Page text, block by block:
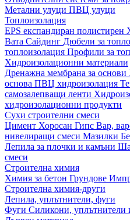
Метални улуци ПВЦ улуци
Топлоизолация
EPS експандиран полистирен
Вата Сайдинг Дюбели за
топлоизолация Профили за
Хидроизолационни материали
Дренажна мембрана за основи
основа ПВЦ хидроизолация
самозалепващи ленти
хидроизолационни продукти
Сухи строителни смеси
Цимент Хоросан Гипс Вар,
нивелиращи смеси Мазилки
Лепила за плочки и камъни
смеси
Строителна химия
Химия за бетон Грундове
Строителна химия-други
Лепила, уплътнители, фуги
Фуги Силикони, уплътнители